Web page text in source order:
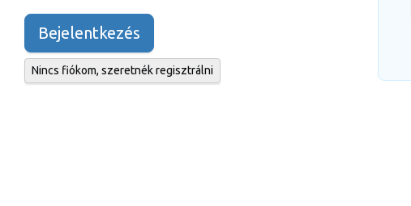
Bejelentkezés
Nincs fiókom, szeretnék regisztrálni